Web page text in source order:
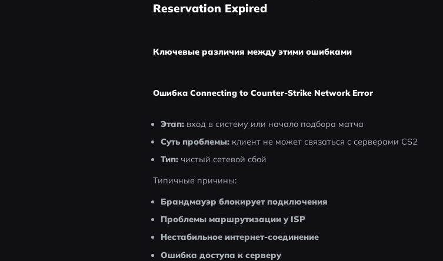
Reservation Expired
Ключевые различия между этими ошибками
Ошибка Connecting to Counter-Strike Network Error
Этап: вход в систему или начало подбора матча
Суть проблемы: клиент не может связаться с серверами CS2
Тип: чистый сетевой сбой
Типичные причины:
Брандмауэр блокирует подключения
Проблемы маршрутизации у ISP
Нестабильное интернет-соединение
Ошибка доступа к серверу